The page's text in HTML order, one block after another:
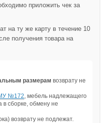
приложить чек за
на ту же карту в течение 10
получения товара на
размерам возврату не
№172 , мебель надлежащего
в сборке, обмену не
возврату не подлежат.